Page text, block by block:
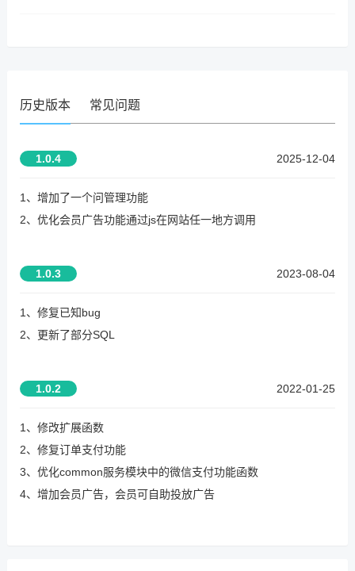
历史版本 常见问题
1.0.4 2025-12-04
1、增加了一个问管理功能
2、优化会员广告功能通过js在网站任一地方调用
1.0.3 2023-08-04
1、修复已知bug
2、更新了部分SQL
1.0.2 2022-01-25
1、修改扩展函数
2、修复订单支付功能
3、优化common服务模块中的微信支付功能函数
4、增加会员广告，会员可自助投放广告